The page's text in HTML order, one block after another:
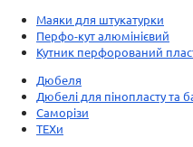
Маяки для штукатурки
Перфо-кут алюмінієвий
Кутник перфорований
Дюбеля
Дюбелі для пінопласту та
Саморізи
ТЕХи